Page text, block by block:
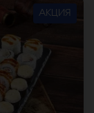
АКЦИЯ